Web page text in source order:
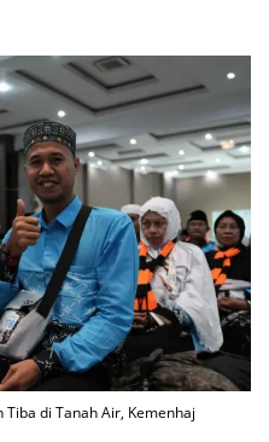
Tiba di Tanah Air, Kemenhaj